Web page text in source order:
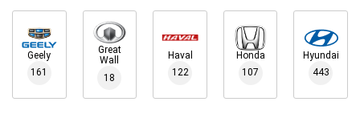
Geely
161
Great
Wall
18
Haval
122
Honda
107
Hyundai
443